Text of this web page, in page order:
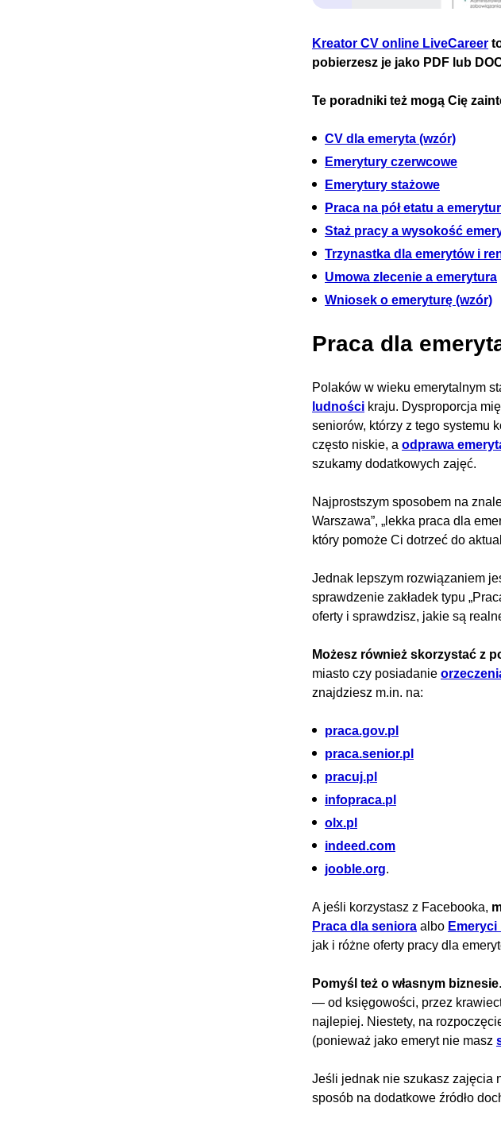
Kreator CV online LiveCareer
pobierzesz je jako PDF lub
Te poradniki też mogą Cię
CV dla emeryta (wzór)
Emerytury czerwcowe
Emerytury stażowe
Praca na pół etatu a
Staż pracy a wysokość
Trzynastka dla emerytów i
Umowa zlecenie a emerytura
Wniosek o emeryturę (wzór)
Praca dla
Polaków w wieku emerytalnym
ludności kraju. Dysproporcja
seniorów, którzy z tego systemu
często niskie, a odprawa
szukamy dodatkowych zajęć.
Najprostszym sposobem na
Warszawa”, „lekka praca dla
który pomoże Ci dotrzeć do
Jednak lepszym rozwiązaniem
sprawdzenie zakładek typu
oferty i sprawdzisz, jakie są
Możesz również skorzystać z
miasto czy posiadanie
znajdziesz m.in. na:
praca.gov.pl
praca.senior.pl
pracuj.pl
infopraca.pl
olx.pl
indeed.com
jooble.org.
A jeśli korzystasz z Facebooka,
Praca dla seniora albo
jak i różne oferty pracy dla
Pomyśl też o własnym biznesie.
— od księgowości, przez
najlepiej. Niestety, na
(ponieważ jako emeryt nie masz
Jeśli jednak nie szukasz zajęcia
sposób na dodatkowe źródło